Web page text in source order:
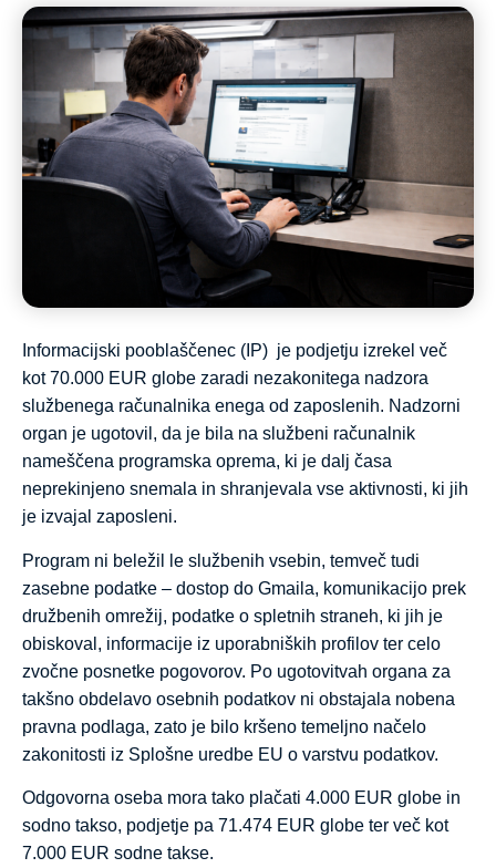
Informacijski pooblaščenec (IP) je podjetju izrekel več
kot 70.000 EUR globe zaradi nezakonitega nadzora
službenega računalnika enega od zaposlenih. Nadzorni
organ je ugotovil, da je bila na službeni računalnik
nameščena programska oprema, ki je dalj časa
neprekinjeno snemala in shranjevala vse aktivnosti, ki jih
je izvajal zaposleni.
Program ni beležil le službenih vsebin, temveč tudi
zasebne podatke – dostop do Gmaila, komunikacijo prek
družbenih omrežij, podatke o spletnih straneh, ki jih je
obiskoval, informacije iz uporabniških profilov ter celo
zvočne posnetke pogovorov. Po ugotovitvah organa za
takšno obdelavo osebnih podatkov ni obstajala nobena
pravna podlaga, zato je bilo kršeno temeljno načelo
zakonitosti iz Splošne uredbe EU o varstvu podatkov.
Odgovorna oseba mora tako plačati 4.000 EUR globe in
sodno takso, podjetje pa 71.474 EUR globe ter več kot
7.000 EUR sodne takse.